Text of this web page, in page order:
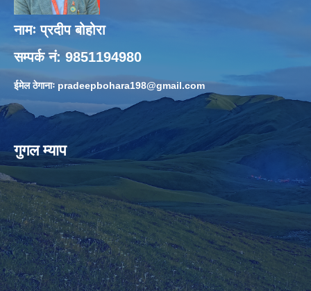
नामः प्रदीप बोहोरा
सम्पर्क नं: 9851194980
ईमेल ठेगानाः pradeepbohara198@gmail.com
गुगल म्याप